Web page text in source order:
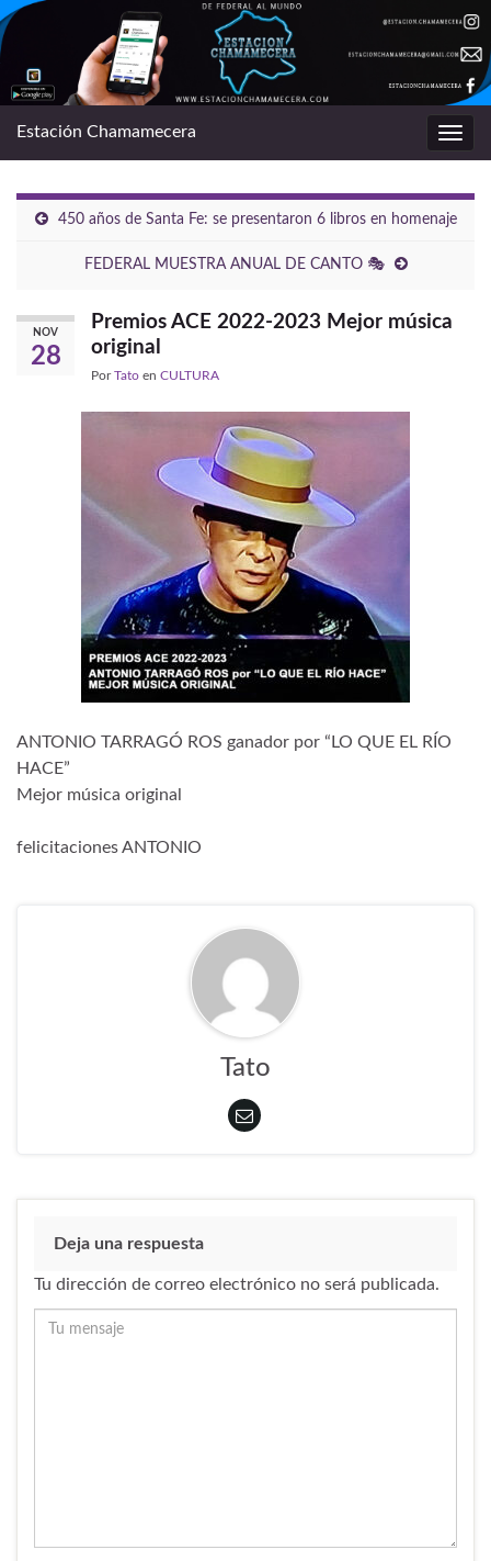
la
Estación Chamamecera
450 años de Santa Fe: se presentaron 6 libros en homenaje
FEDERAL MUESTRA ANUAL DE CANTO 🎭
NOV
28
Premios ACE 2022-2023 Mejor música
original
PorTato en CULTURA
ANTONIO TARRAGÓ ROS ganador por “LO QUE EL RÍO
HACE”
Mejor música original
felicitaciones ANTONIO
Tato
Deja una respuesta
Tu dirección de correo electrónico no será publicada.